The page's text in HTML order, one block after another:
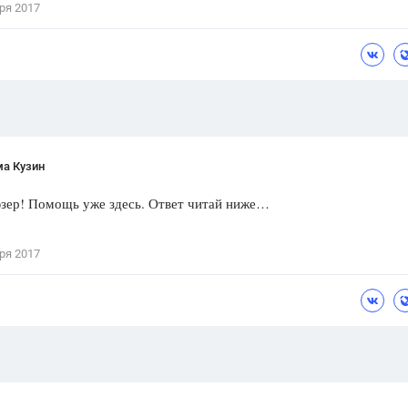
2017
Кузин
Помощь уже здесь. Ответ читай ниже…
2017